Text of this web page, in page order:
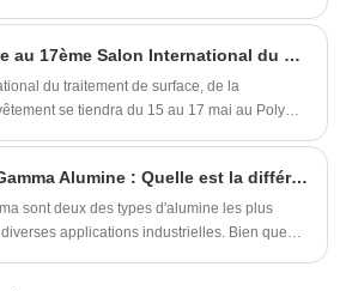
baryum, et sa poudre de nanoferrite de
est très appréciée sur le marché.
SAT NANO participe au 17ème Salon International du Traitement de Surface, de la Galvanoplastie et du Revêtement
du traitement de surface, de la
se tiendra du 15 au 17 mai au Poly
des surfaces technologie de traitementAlpha Alumine vs Gamma Alumine : Quelle est la différence ?
sont deux des types d'alumine les plus
applications industrielles. Bien que